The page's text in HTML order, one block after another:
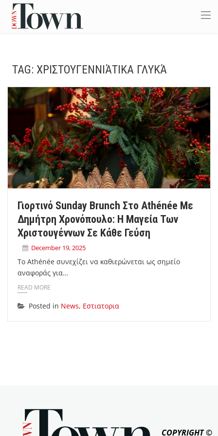
TAG: ΧΡΙΣΤΟΥΓΕΝΝΙΆΤΙΚΑ ΓΛΥΚΆ
Γιορτινό Sunday Brunch Στο Athénée Με
Δημήτρη Χρονόπουλο: Η Μαγεία Των
Χριστουγέννων Σε Κάθε Γεύση
December 19, 2025
Το Athénée συνεχίζει να καθιερώνεται ως σημείο
αναφοράς για…
READ MORE
Posted in News, Εστιατορια
COPYRIGHT ©